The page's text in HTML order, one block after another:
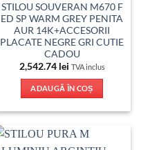
STILOU SOUVERAN M670 F
ED SP WARM GREY PENITA
AUR 14K+ACCESORII
PLACATE NEGRE GRI CUTIE
CADOU
2,542.74 lei TVA inclus
ADAUGĂ ÎN COȘ